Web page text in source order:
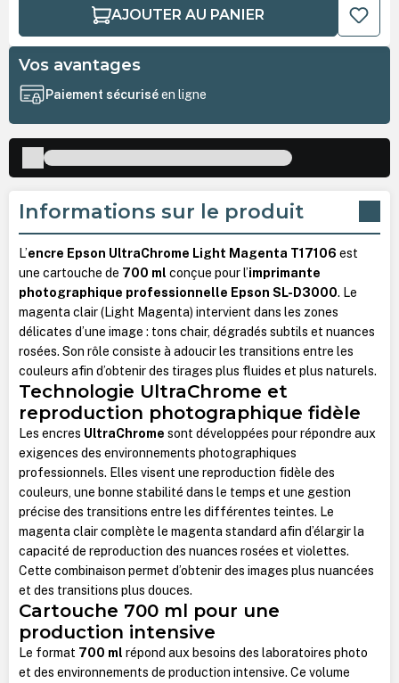
AJOUTER AU PANIER
Vos avantages
Paiement sécuriséen ligne
Informations sur le produit
L’encre Epson UltraChrome Light Magenta T17106 est
une cartouche de 700 ml conçue pour l’imprimante
photographique professionnelle Epson SL-D3000. Le
magenta clair (Light Magenta) intervient dans les zones
délicates d’une image : tons chair, dégradés subtils et nuances
rosées. Son rôle consiste à adoucir les transitions entre les
couleurs afin d’obtenir des tirages plus fluides et plus naturels.
Technologie UltraChrome et
reproduction photographique fidèle
Les encres UltraChrome sont développées pour répondre aux
exigences des environnements photographiques
professionnels. Elles visent une reproduction fidèle des
couleurs, une bonne stabilité dans le temps et une gestion
précise des transitions entre les différentes teintes. Le
magenta clair complète le magenta standard afin d’élargir la
capacité de reproduction des nuances rosées et violettes.
Cette combinaison permet d’obtenir des images plus nuancées
et des transitions plus douces.
Cartouche 700 ml pour une
production intensive
Le format 700 ml répond aux besoins des laboratoires photo
et des environnements de production intensive. Ce volume